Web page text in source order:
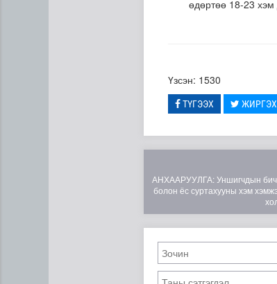
өдөртөө 18-23
Үзсэн: 1530
ТҮГЭЭХ ЖИРГЭХ
АНХААРУУЛГА: Уншигчдын
болон ёс суртахууны хэм